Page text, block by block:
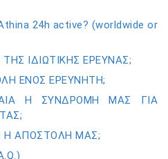
24h active? (worldwide or
ΤΗΣ ΙΔΙΩΤΙΚΗΣ ΕΡΕΥΝΑΣ;
ΕΝΟΣ ΕΡΕΥΝΗΤΗ;
Η ΣΥΝΔΡΟΜΗ ΜΑΣ ΓΙΑ
Η ΑΠΟΣΤΟΛΗ ΜΑΣ;